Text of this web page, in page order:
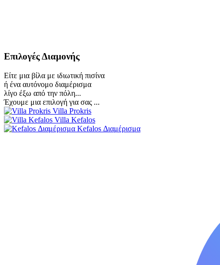
Επιλογές Διαμονής
Είτε μια βίλα με ιδιωτική πισίνα
ή ένα αυτόνομο διαμέρισμα
λίγο έξω από την πόλη...
Έχουμε μια επιλογή για σας ...
Villa Prokris
Villa Kefalos
Kefalos Διαμέρισμα